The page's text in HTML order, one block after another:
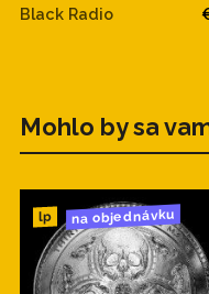
Black Radio
Mohlo by sa
lp na objednávku